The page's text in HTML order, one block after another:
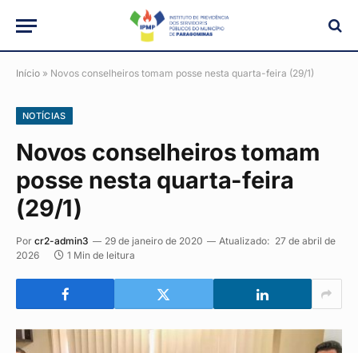
Início » Novos conselheiros tomam posse nesta quarta-feira (29/1)
NOTÍCIAS
Novos conselheiros tomam
posse nesta quarta-feira
(29/1)
Por cr2-admin3 29 de janeiro de 2020 Atualizado: 27 de abril de
2026
1 Min de leitura